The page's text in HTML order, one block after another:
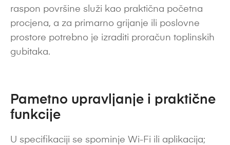
raspon površine služi kao praktična početna
procjena, a za primarno grijanje ili poslovne
prostore potrebno je izraditi proračun toplinskih
gubitaka.
Pametno upravljanje i praktične
funkcije
U specifikaciji se spominje Wi-Fi ili aplikacija;